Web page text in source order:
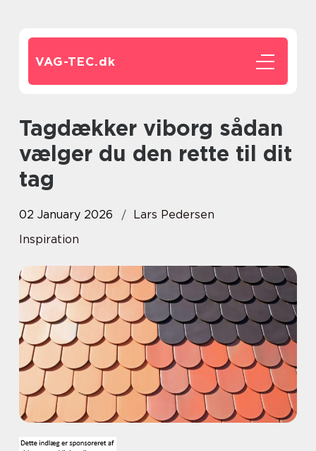
VAG-TEC.dk
Tagdækker viborg sådan
vælger du den rette til dit
tag
02 January 2026
Lars Pedersen
Inspiration